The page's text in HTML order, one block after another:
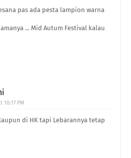
pas ada pesta lampion warna
... Mid Autum Festival kalau
10:17 PM
di HK tapi Lebarannya tetap